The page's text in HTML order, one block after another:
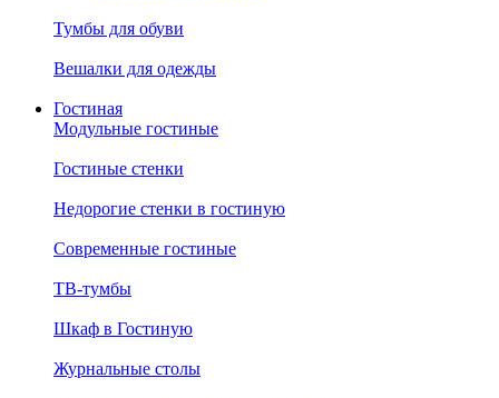
Тумбы для обуви
Вешалки для одежды
Гостиная
Модульные гостиные
Гостиные стенки
Недорогие стенки в гостиную
Современные гостиные
ТВ-тумбы
Шкаф в Гостиную
Журнальные столы